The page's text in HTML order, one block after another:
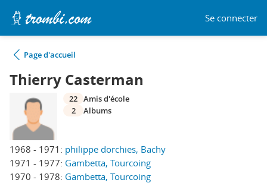
Se connecter
Page d'accueil
Thierry Casterman
1968 - 1971: philippe dorchies, Bachy
1971 - 1977: Gambetta, Tourcoing
1970 - 1978: Gambetta, Tourcoing
22 Amis d'école
2
Albums